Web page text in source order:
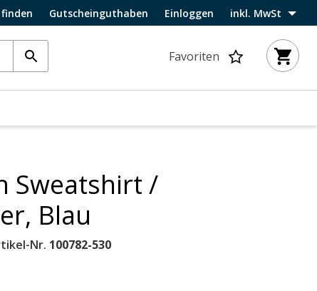
Gutscheinguthaben Einloggen inkl. MwSt
Favoriten
Sweatshirt /
Blau
Nr. 100782-530